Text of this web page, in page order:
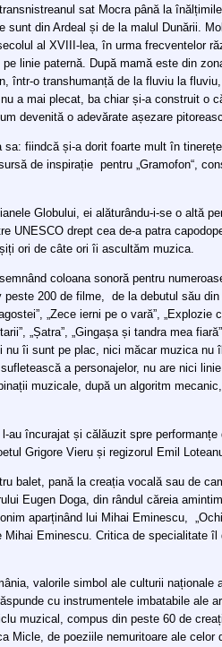
sat Mocra până la
din Ardeal și de la malul Dunării.
al XVIII-lea, în urma frecventelor
linie paternă. După mamă este din
într-o transhumanță de la fluviu la
a mai plecat, ba chiar și-a construit o
devenită o adevărate așezare
fiindcă și-a dorit foarte mult în
de inspirație pentru „Gramofon“,
Globului, ei alăturându-i-se o altă
UNESCO drept cea de-a patra
ori de câte ori îi ascultăm muzica.
coloana sonoră pentru
200 de filme, de la debutul său din
„Zece ierni pe o vară”, „Explozie
„Șatra”, „Gingașa și tandra mea
nu îi sunt pe plac, nici măcar muzica nu
a personajelor, nu are nici
muzicale, după un algoritm
au încurajat și călăuzit spre performanțe
Grigore Vieru și regizorul Emil
balet, pană la creația vocală sau de
Eugen Doga, din rândul căreia
aparținând lui Mihai Eminescu,
Eminescu. Critica de specialitate îl
valorile simbol ale culturii naționale
cu instrumentele imbatabile ale
muzical, compus din peste 60 de
Micle, de poeziile nemuritoare ale celor